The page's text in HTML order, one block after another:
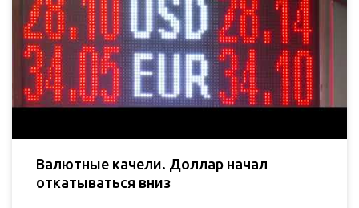
Валютные качели. Доллар начал
откатываться вниз